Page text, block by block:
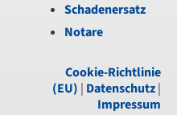
Schadenersatz
Notare
Cookie-Richtlinie
(EU) | Datenschutz|
Impressum